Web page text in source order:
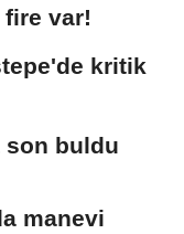
var!
kritik
son buldu
manevi